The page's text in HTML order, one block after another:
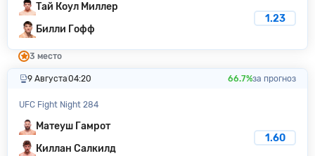
Тай Коул Миллер
Билли Гофф
1.23
3 место
9 Августа04:20 66.7%за прогноз
UFC Fight Night 284
Матеуш Гамрот
Киллан Салкилд
1.60